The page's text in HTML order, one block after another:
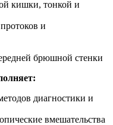
кишки, тонкой и
и
брюшной стенки
диагностики и
вмешательства